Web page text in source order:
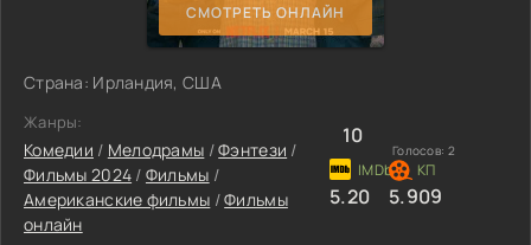
СМОТРЕТЬ ОНЛАЙН
Страна: Ирландия, США
Жанры:
Комедии / Мелодрамы /Фэнтези /
Фильмы 2024 / Фильмы /
Американские фильмы /Фильмы
онлайн
10
Голосов: 2
5.20 5.909